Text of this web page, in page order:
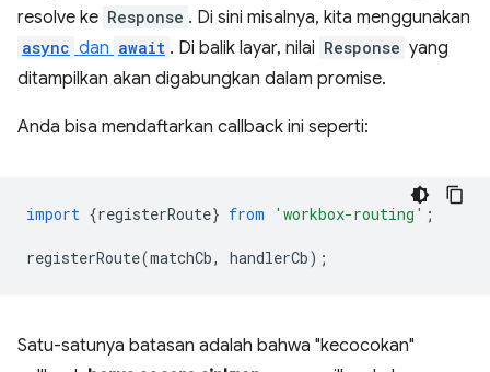
resolve ke Response . Di sini misalnya, kita menggunakan
async dan await . Di balik layar, nilai Response yang
ditampilkan akan digabungkan dalam promise.
Anda bisa mendaftarkan callback ini seperti:
import {registerRoute} from 'workbox-routing' ;
registerRoute(matchCb, handlerCb);
Satu-satunya batasan adalah bahwa "kecocokan"